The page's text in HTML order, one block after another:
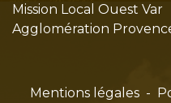
Mission Local Ouest Var
Agglomération
Mentions légales -